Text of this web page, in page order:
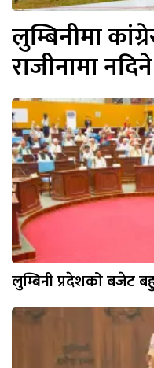
लुम्बिनीमा
राजीनामा नदिने
लुम्बिनी प्रदेशको बजेट